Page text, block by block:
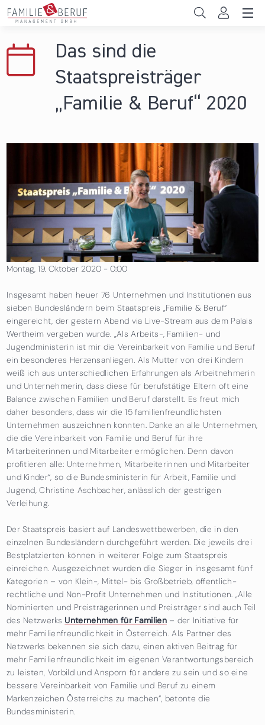
Direkt zum Inhalt
Das sind die
Staatspreisträger
„Familie & Beruf“ 2020
Montag, 19. Oktober 2020 - 0:00
Insgesamt haben heuer 76 Unternehmen und Institutionen aus
sieben Bundesländern beim Staatspreis „Familie & Beruf“
eingereicht, der gestern Abend via Live-Stream aus dem Palais
Wertheim vergeben wurde. „Als Arbeits-, Familien- und
Jugendministerin ist mir die Vereinbarkeit von Familie und Beruf
ein besonderes Herzensanliegen. Als Mutter von drei Kindern
weiß ich aus unterschiedlichen Erfahrungen als Arbeitnehmerin
und Unternehmerin, dass diese für berufstätige Eltern oft eine
Balance zwischen Familien und Beruf darstellt. Es freut mich
daher besonders, dass wir die 15 familienfreundlichsten
Unternehmen auszeichnen konnten. Danke an alle Unternehmen,
die die Vereinbarkeit von Familie und Beruf für ihre
Mitarbeiterinnen und Mitarbeiter ermöglichen. Denn davon
profitieren alle: Unternehmen, Mitarbeiterinnen und Mitarbeiter
und Kinder“, so die Bundesministerin für Arbeit, Familie und
Jugend, Christine Aschbacher, anlässlich der gestrigen
Verleihung.
Der Staatspreis basiert auf Landeswettbewerben, die in den
einzelnen Bundesländern durchgeführt werden. Die jeweils drei
Bestplatzierten können in weiterer Folge zum Staatspreis
einreichen. Ausgezeichnet wurden die Sieger in insgesamt fünf
Kategorien – von Klein-, Mittel- bis Großbetrieb, öffentlich-
rechtliche und Non-Profit Unternehmen und Institutionen. „Alle
Nominierten und Preisträgerinnen und Preisträger sind auch Teil
des Netzwerks Unternehmen für Familien– der Initiative für
mehr Familienfreundlichkeit in Österreich. Als Partner des
Netzwerks bekennen sie sich dazu, einen aktiven Beitrag für
mehr Familienfreundlichkeit im eigenen Verantwortungsbereich
zu leisten, Vorbild und Ansporn für andere zu sein und so eine
bessere Vereinbarkeit von Familie und Beruf zu einem
Markenzeichen Österreichs zu machen“, betonte die
Bundesministerin.